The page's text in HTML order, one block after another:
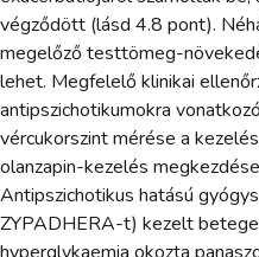
végződött (lásd 4.8 pont).
megelőző testtömeg-
lehet. Megfelelő klinikai
antipszichotikumokra
vércukorszint mérése a
olanzapin-kezelés
Antipszichotikus hatású
ZYPADHERA-t) kezelt
hyperglykaemia okozta